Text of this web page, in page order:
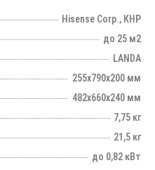
Hisense Corp., КНР
до 25 м2
LANDA
255х790х200 мм
482х660х240 мм
7,75 кг
21,5 кг
до 0,82 кВт